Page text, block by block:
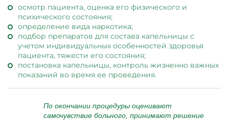
осмотр пациента, оценка его физического и
психического состояния;
определение вида наркотика;
подбор препаратов для состава капельницы с
учетом индивидуальных особенностей здоровья
пациента, тяжести его состояния;
постановка капельницы, контроль жизненно важных
показаний во время ее проведения.
По окончании процедуры оценивают
самочувствие больного, принимают решение